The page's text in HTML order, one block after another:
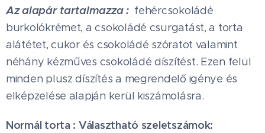
Az alapár tartalmazza : fehércsokoládé
burkolókrémet, a csokoládé csurgatást, a torta
alátétet, cukor és csokoládé szóratot valamint
néhány kézműves csokoládé díszítést. Ezen felül
minden plusz díszítés a megrendelő igénye és
elképzelése alapján kerül kiszámolásra.
Normál torta : Választható szeletszámok: